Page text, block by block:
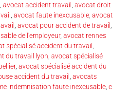
avocat accident travail avocat droit
avocat faute inexcusable avocat
avocat pour accident de travail
de l'employeur, avocat rennes
spécialisé accident du travail
du travail lyon avocat spécialisé
, avocat spécialisé accident du
accident du travail avocats
indemnisation faute inexcusable c